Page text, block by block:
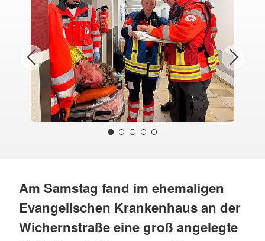
Am Samstag fand im ehemaligen
Evangelischen Krankenhaus an der
Wichernstraße eine groß angelegte